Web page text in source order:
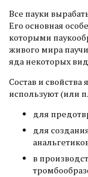
Все пауки
Его основная
которыми
живого мира
яда некоторых
Состав и свойства
используют (или
для
для
в